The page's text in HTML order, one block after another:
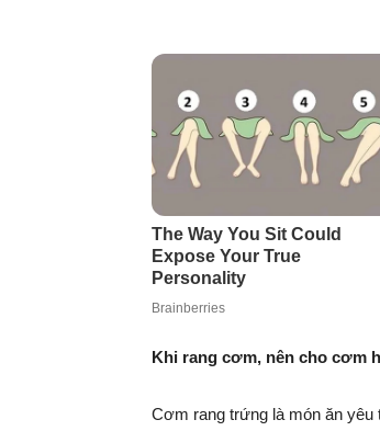
Khi rang cơm, nên cho cơm
Cơm rang trứng là món ăn yêu